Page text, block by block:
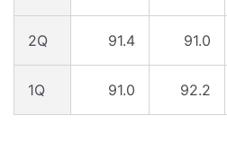
2Q 91.4 91.0
1Q 91.0 92.2